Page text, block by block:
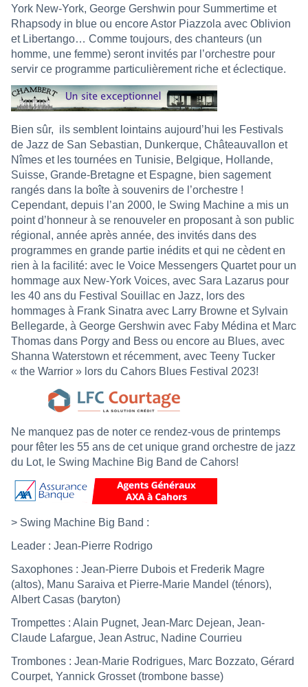
York New-York, George Gershwin pour Summertime et
Rhapsody in blue ou encore Astor Piazzola avec Oblivion
et Libertango… Comme toujours, des chanteurs (un
homme, une femme) seront invités par l’orchestre pour
servir ce programme particulièrement riche et éclectique.
Bien sûr, ils semblent lointains aujourd’hui les Festivals
de Jazz de San Sebastian, Dunkerque, Châteauvallon et
Nîmes et les tournées en Tunisie, Belgique, Hollande,
Suisse, Grande-Bretagne et Espagne, bien sagement
rangés dans la boîte à souvenirs de l’orchestre !
Cependant, depuis l’an 2000, le Swing Machine a mis un
point d’honneur à se renouveler en proposant à son public
régional, année après année, des invités dans des
programmes en grande partie inédits et qui ne cèdent en
rien à la facilité: avec le Voice Messengers Quartet pour un
hommage aux New-York Voices, avec Sara Lazarus pour
les 40 ans du Festival Souillac en Jazz, lors des
hommages à Frank Sinatra avec Larry Browne et Sylvain
Bellegarde, à George Gershwin avec Faby Médina et Marc
Thomas dans Porgy and Bess ou encore au Blues, avec
Shanna Waterstown et récemment, avec Teeny Tucker
« the Warrior » lors du Cahors Blues Festival 2023!
Ne manquez pas de noter ce rendez-vous de printemps
pour fêter les 55 ans de cet unique grand orchestre de jazz
du Lot, le Swing Machine Big Band de Cahors!
> Swing Machine Big Band :
Leader : Jean-Pierre Rodrigo
Saxophones : Jean-Pierre Dubois et Frederik Magre
(altos), Manu Saraiva et Pierre-Marie Mandel (ténors),
Albert Casas (baryton)
Trompettes : Alain Pugnet, Jean-Marc Dejean, Jean-
Claude Lafargue, Jean Astruc, Nadine Courrieu
Trombones : Jean-Marie Rodrigues, Marc Bozzato, Gérard
Courpet, Yannick Grosset (trombone basse)